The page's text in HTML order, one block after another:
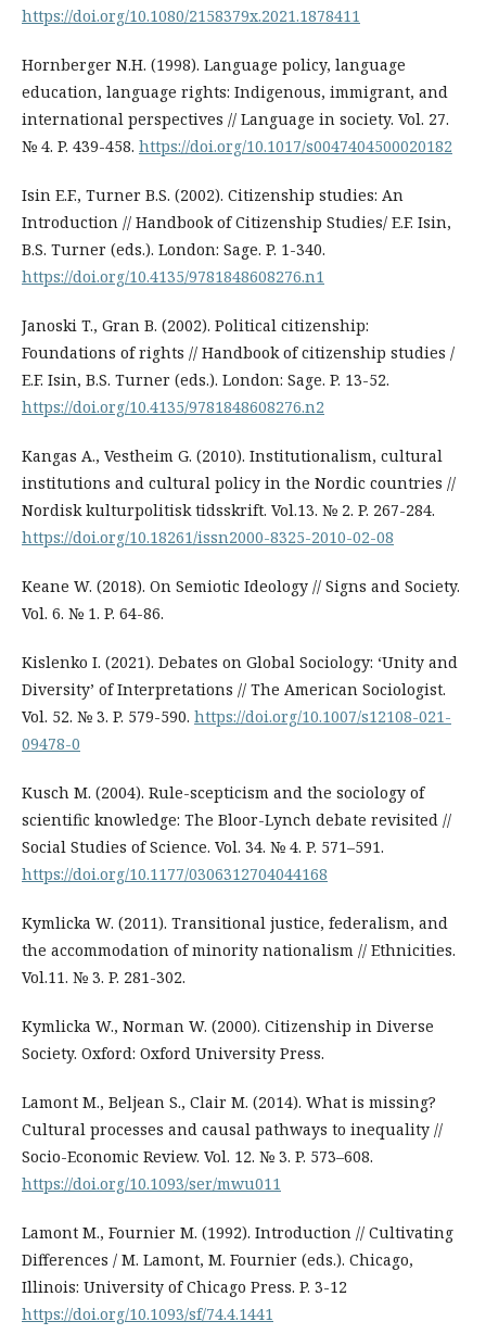
https://doi.org/10.1080/2158379x.2021.1878411
Hornberger N.H. (1998). Language policy, language
education, language rights: Indigenous, immigrant, and
international perspectives // Language in society. Vol. 27.
№ 4. P. 439-458. https://doi.org/10.1017/s0047404500020182
Isin E.F., Turner B.S. (2002). Citizenship studies: An
Introduction // Handbook of Citizenship Studies/ E.F. Isin,
B.S. Turner (eds.). London: Sage. P. 1-340.
https://doi.org/10.4135/9781848608276.n1
Janoski T., Gran B. (2002). Political citizenship:
Foundations of rights // Handbook of citizenship studies /
E.F. Isin, B.S. Turner (eds.). London: Sage. P. 13-52.
https://doi.org/10.4135/9781848608276.n2
Kangas A., Vestheim G. (2010). Institutionalism, cultural
institutions and cultural policy in the Nordic countries //
Nordisk kulturpolitisk tidsskrift. Vol.13. № 2. P. 267-284.
https://doi.org/10.18261/issn2000-8325-2010-02-08
Keane W. (2018). On Semiotic Ideology // Signs and Society.
Vol. 6. № 1. P. 64-86.
Kislenko I. (2021). Debates on Global Sociology: ‘Unity and
Diversity’ of Interpretations // The American Sociologist.
Vol. 52. № 3. P. 579-590. https://doi.org/10.1007/s12108-021-
09478-0
Kusch M. (2004). Rule-scepticism and the sociology of
scientific knowledge: The Bloor-Lynch debate revisited //
Social Studies of Science. Vol. 34. № 4. P. 571–591.
https://doi.org/10.1177/0306312704044168
Kymlicka W. (2011). Transitional justice, federalism, and
the accommodation of minority nationalism // Ethnicities.
Vol.11. № 3. P. 281-302.
Kymlicka W., Norman W. (2000). Citizenship in Diverse
Society. Oxford: Oxford University Press.
Lamont M., Beljean S., Clair M. (2014). What is missing?
Cultural processes and causal pathways to inequality //
Socio-Economic Review. Vol. 12. № 3. P. 573–608.
https://doi.org/10.1093/ser/mwu011
Lamont M., Fournier M. (1992). Introduction // Cultivating
Differences / M. Lamont, M. Fournier (eds.). Chicago,
Illinois: University of Chicago Press. P. 3-12
https://doi.org/10.1093/sf/74.4.1441